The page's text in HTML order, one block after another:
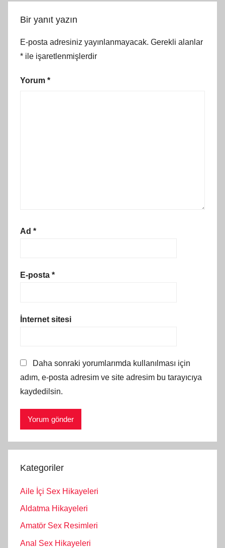
Bir yanıt yazın
E-posta adresiniz yayınlanmayacak. Gerekli alanlar
* ile işaretlenmişlerdir
Yorum *
Ad *
E-posta *
İnternet sitesi
Daha sonraki yorumlarımda kullanılması için
adım, e-posta adresim ve site adresim bu tarayıcıya
kaydedilsin.
Kategoriler
Aile İçi Sex Hikayeleri
Aldatma Hikayeleri
Amatör Sex Resimleri
Anal Sex Hikayeleri